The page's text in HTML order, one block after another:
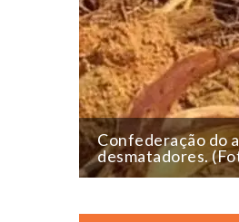
Confederação do
desmatadores.